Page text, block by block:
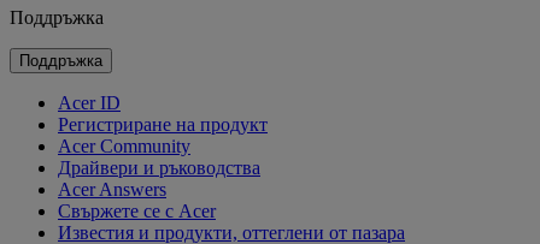
Поддръжка
Поддръжка
Acer ID
Регистриране на продукт
Acer Community
Драйвери и ръководства
Acer Answers
Свържете се с Acer
Известия и продукти, оттеглени от пазара